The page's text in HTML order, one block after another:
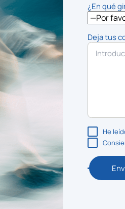
¿En qué
Deja tus
He